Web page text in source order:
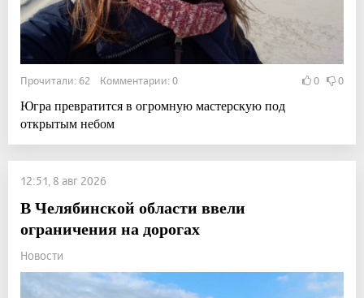
Прочитали: 62 Комментарии: 0 0 0
Югра превратится в огромную мастерскую под
открытым небом
12:51, 8 авг 2026
В Челябинской области ввели
ограничения на дорогах
Новости